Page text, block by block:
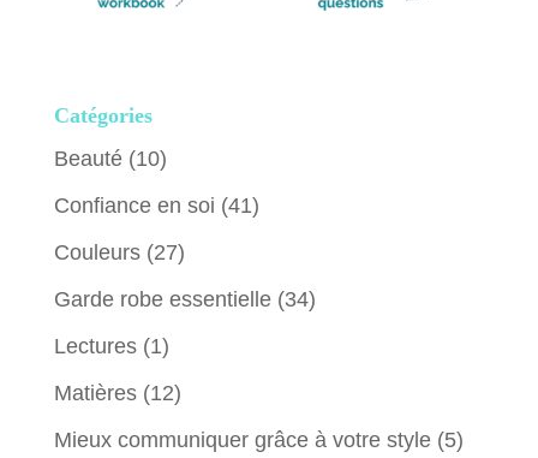
Catégories
Beauté(10)
Confiance en soi (41)
Couleurs(27)
Garde robe essentielle(34)
Lectures(1)
Matières(12)
Mieux communiquer grâce à votre style(5)